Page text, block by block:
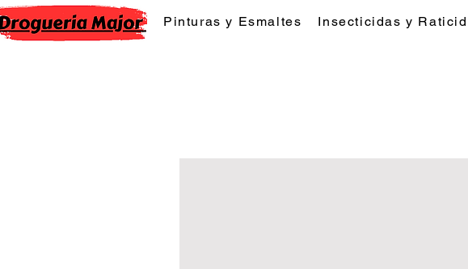
Pinturas y Esmaltes Insecticidas y